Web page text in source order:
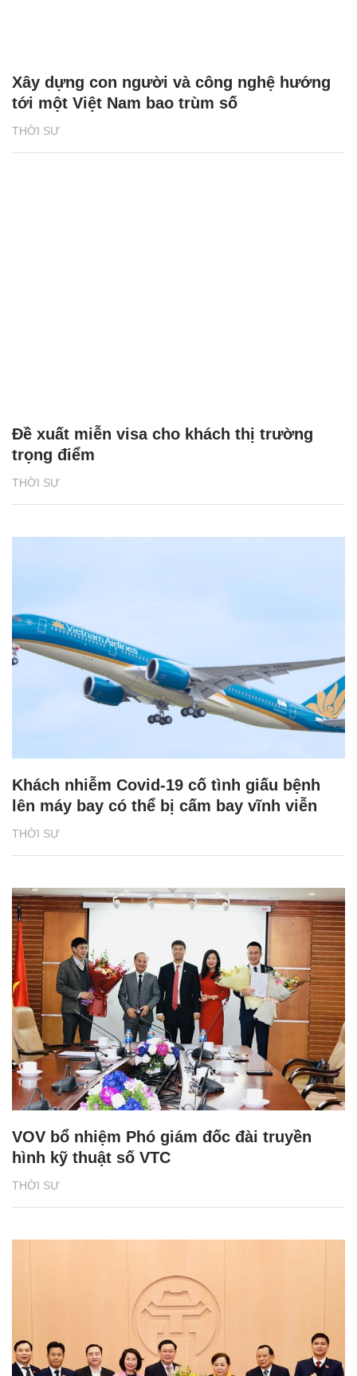
THỜI SỰ
Xây dựng con người và công nghệ hướng
tới một Việt Nam bao trùm số
THỜI SỰ
Đề xuất miễn visa cho khách thị trường
trọng điểm
THỜI SỰ
Khách nhiễm Covid-19 cố tình giấu bệnh
lên máy bay có thể bị cấm bay vĩnh viễn
THỜI SỰ
VOV bổ nhiệm Phó giám đốc đài truyền
hình kỹ thuật số VTC